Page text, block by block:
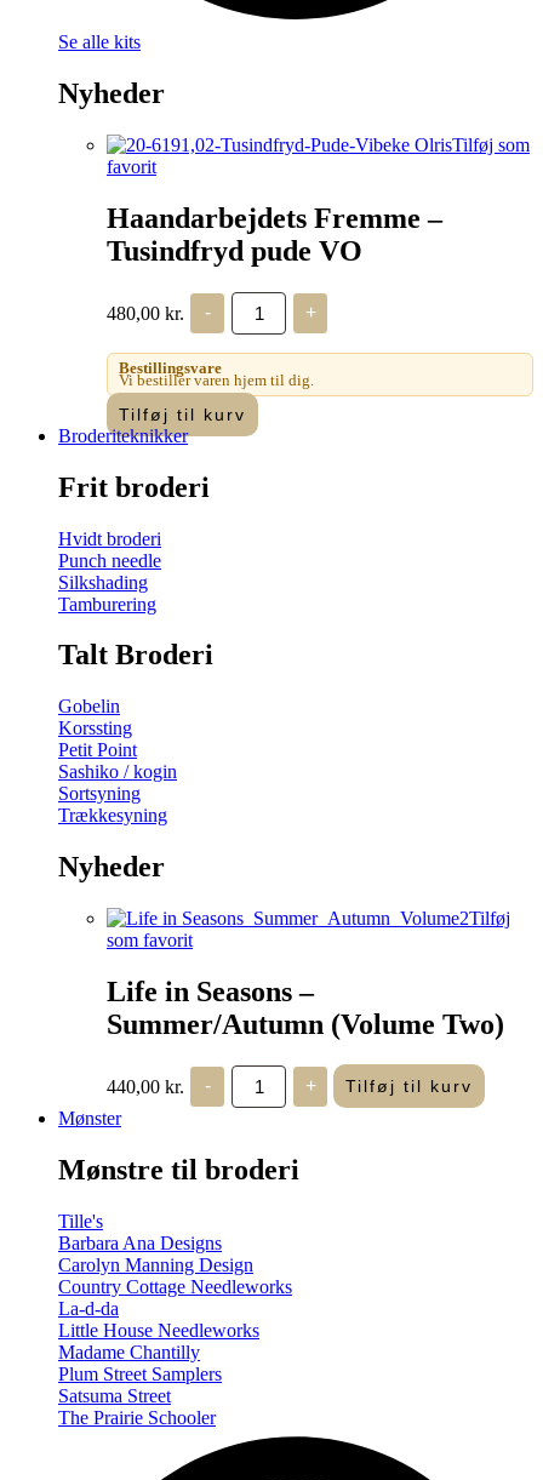
Se alle kits
Nyheder
Tilføj som
favorit
Haandarbejdets Fremme –
Tusindfryd pude VO
480,00 kr. -
Haandarbejdets
Fremme
-
Tusindfryd
pude
VO
antal
+
Bestillingsvare
Vi bestiller varen hjem til dig.
Tilføj til kurv
Broderiteknikker
Frit broderi
Hvidt broderi
Punch needle
Silkshading
Tamburering
Talt Broderi
Gobelin
Korssting
Petit Point
Sashiko / kogin
Sortsyning
Trækkesyning
Nyheder
Tilføj
som favorit
Life in Seasons –
Summer/Autumn (Volume Two)
440,00 kr. -
Life
Seasons
(Volume
+ Tilføj til kurv
Mønster
Mønstre til broderi
Tille's
Barbara Ana Designs
Carolyn Manning Design
Country Cottage Needleworks
La-d-da
Little House Needleworks
Madame Chantilly
Plum Street Samplers
Satsuma Street
The Prairie Schooler